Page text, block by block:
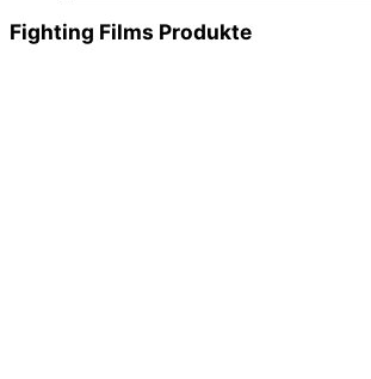
Fighting Films Produkte